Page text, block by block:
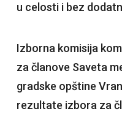
u celosti i bez
Izborna komisija
za članove Saveta
gradske opštine
rezultate izbora za